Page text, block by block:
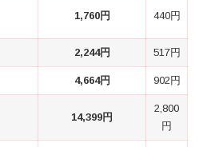
1,760円 440円
2,244円 517円
4,664円 902円
14,399円
2,800
円